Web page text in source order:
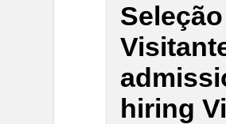
hiring